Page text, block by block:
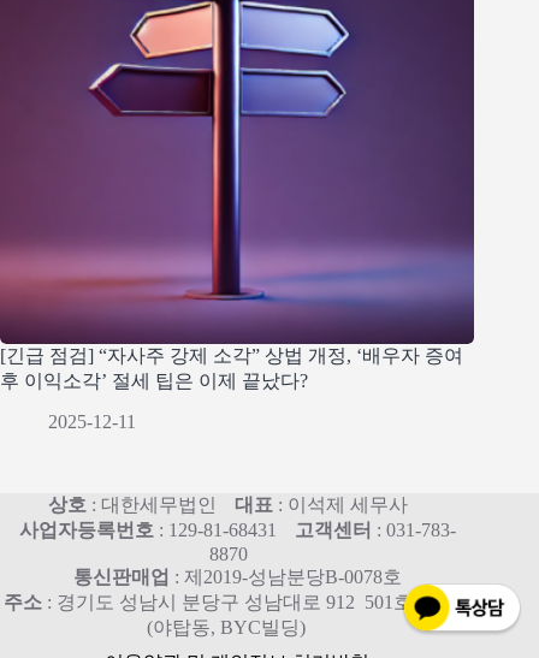
[긴급 점검] “자사주 강제 소각” 상법 개정, ‘배우자 증여
후 이익소각’ 절세 팁은 이제 끝났다?
2025-12-11
상호 : 대한세무법인 대표 : 이석제 세무사
사업자등록번호: 129-81-68431 고객센터 : 031-783-
8870
통신판매업 : 제2019-성남분당B-0078호
주소 : 경기도 성남시 분당구 성남대로 912 501호, 515호
(야탑동, BYC빌딩)